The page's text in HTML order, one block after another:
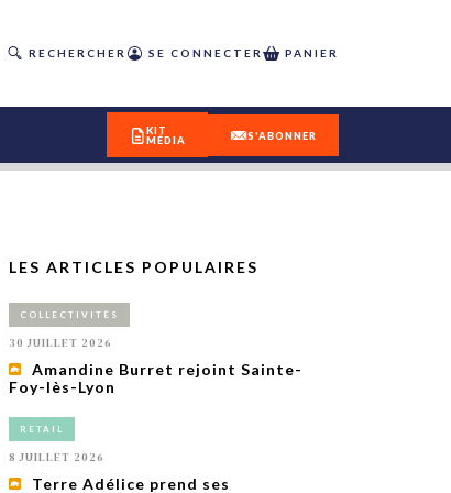
RECHERCHER SE CONNECTER PANIER
DÉCOUVREZ
OUR(S) #25 - ÉTÉ 2026
KIT
MÉDIA
S'ABONNER
LES ARTICLES POPULAIRES
COLLECTIVITÉS
30 JUILLET 2026
Amandine Burret rejoint Sainte-
Foy-lès-Lyon
RETAIL
8 JUILLET 2026
Terre Adélice prend ses